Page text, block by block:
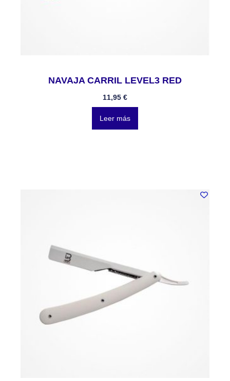
NAVAJA CARRIL LEVEL3 RED
11,95 €
Leer más